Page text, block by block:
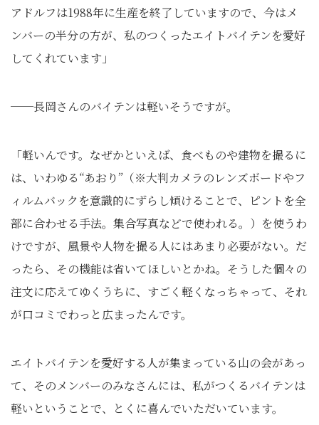
アドルフは1988年に生産を終了していますので、今はメ
ンバーの半分の方が、私のつくったエイトバイテンを愛好
してくれています」
──長岡さんのバイテンは軽いそうですが。
「軽いんです。なぜかといえば、食べものや建物を撮るに
は、いわゆる“あおり”（※大判カメラのレンズボードやフ
ィルムバックを意識的にずらし傾けることで、ピントを全
部に合わせる手法。集合写真などで使われる。）を使うわ
けですが、風景や人物を撮る人にはあまり必要がない。だ
ったら、その機能は省いてほしいとかね。そうした個々の
注文に応えてゆくうちに、すごく軽くなっちゃって、それ
が口コミでわっと広まったんです。
エイトバイテンを愛好する人が集まっている山の会があっ
て、そのメンバーのみなさんには、私がつくるバイテンは
軽いということで、とくに喜んでいただいています。